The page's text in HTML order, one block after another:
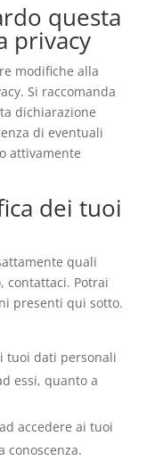
questa
privacy
modifiche alla
Si raccomanda
dichiarazione
di eventuali
attivamente
dei tuoi
quali
contattaci. Potrai
presenti qui sotto.
tuoi dati personali
essi, quanto a
accedere ai tuoi
conoscenza.